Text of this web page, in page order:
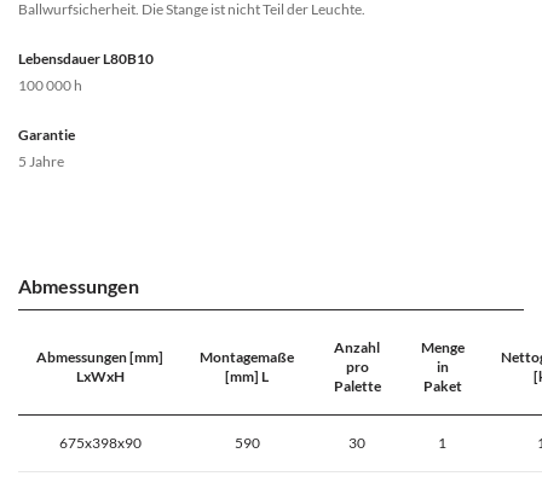
Ballwurfsicherheit. Die Stange ist nicht Teil der Leuchte.
Lebensdauer L80B10
100 000 h
Garantie
5 Jahre
Abmessungen
Abmessungen [mm]
LxWxH
Montagemaße
[mm] L
Anzahl
pro
Palette
Menge
in
Paket
675x398x90 590 30 1